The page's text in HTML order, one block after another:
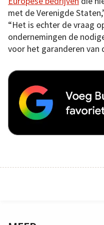
met de Verenigde
“Het is echter de vraag
ondernemingen de
voor het garanderen van